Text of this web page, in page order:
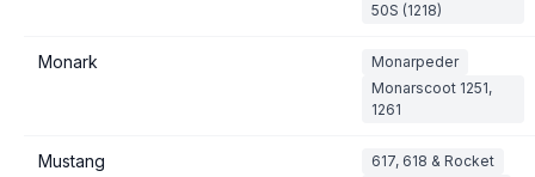
50S (1218)
Monark
Monarpeder
Monarscoot 1251,
1261
Mustang
617, 618 & Rocket